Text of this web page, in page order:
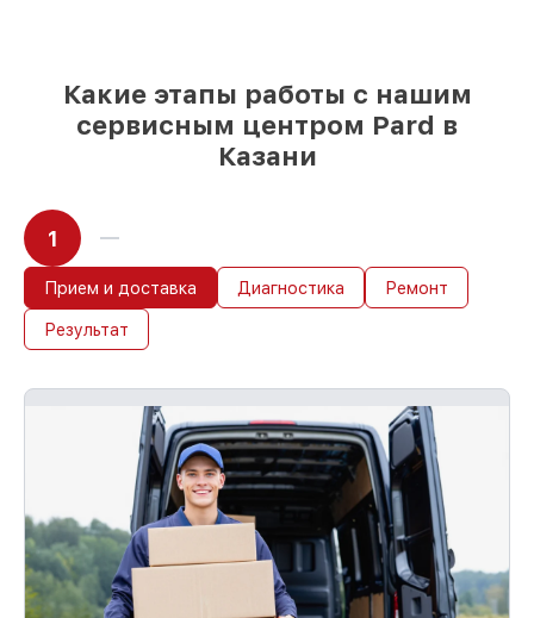
мастер начинает работу сразу
Какие этапы работы с нашим
сервисным центром Pard в
Казани
1
Прием и доставка Диагностика Ремонт
Результат